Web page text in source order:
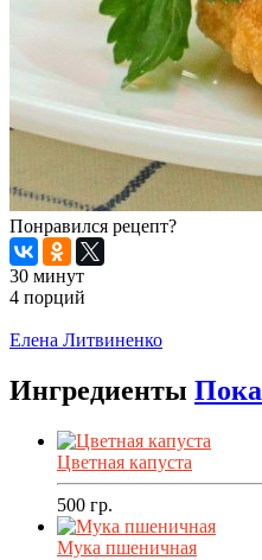
Понравился рецепт?
30 минут
4 порций
Елена Литвиненко
Ингредиенты
Цветная капуста
500 гр.
Мука пшеничная